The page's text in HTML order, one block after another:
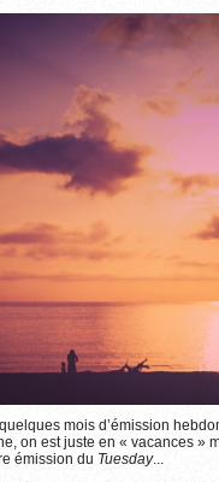
quelques mois d’émission
on est juste en « vacances »
émission du Tuesday...